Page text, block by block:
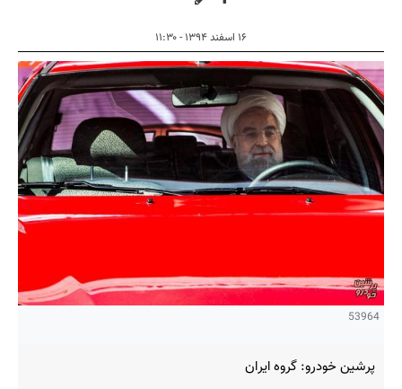
۱۶ اسفند ۱۳۹۴ - ۱۱:۳۰
53964
پرشین خودرو: گروه ایران